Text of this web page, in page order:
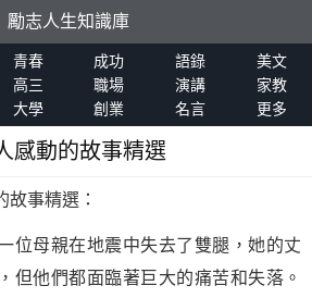
勵志人生知識庫
青春 成功 語錄
美文
高三 職場 演講
家教
大學 創業 名言 更多
感動的故事精選
事精選：
位母親在地震中失去了雙腿，她的丈
但他們都面臨著巨大的痛苦和失落。